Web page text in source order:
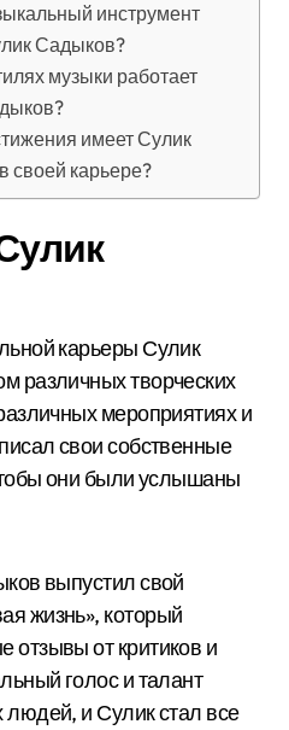
инструмент
Садыков?
музыки работает
имеет Сулик
своей карьере?
карьеры Сулик
различных творческих
мероприятиях и
свои собственные
они были услышаны
выпустил свой
жизнь», который
отзывы от критиков и
голос и талант
людей, и Сулик стал все